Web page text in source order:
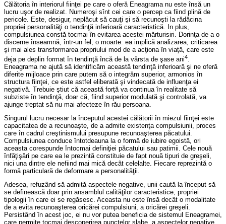
Călătoria în interiorul fiinţei pe care o oferă Eneagrama nu este însă un
lucru uşor de realizat. Numeroşi sînt cei care o percep ca fiind plină de
pericole. Este, desigur, neplăcut să cauţi şi să recunoşti la rădăcina
propriei personalităţi o tendinţă inferioară caracteristică. In plus,
compulsiunea constă tocmai în evitarea acestei mărturisiri. Dorinţa de a o
discerne înseamnă, într-un fel, o moarte: ea implică analizarea, criticarea
şi mai ales transformarea propriului mod de a acţiona în viaţă, care este
deja pe deplin format în tendinţă încă de la vârsta de şase ani4
Eneagrama ne ajută să identificăm această tendinţă inferioară şi ne oferă
diferite mijloace prin care putem să o integrăm superior, armonios în
structura fiinţei, ce este astfel eliberată şi vindecată de influenţa ei
negativă. Trebuie ştiut că această forţă va continua în realitate să
subziste în tendinţă, doar că, fiind superior modulată şi controlată, va
ajunge treptat să nu mai afecteze în rău persoana.
Singurul lucru necesar la începutul acestei călătorii în miezul fiinţei este
capacitatea de a recunoaşte, de a admite existenţa compulsiunii, proces
care în cadrul creştinismului presupune recunoaşterea păcatului.
Compulsiunea conduce întotdeauna la o formă de iubire egoistă, ori
aceasta corespunde întocmai definiţiei păcatului sau patimii. Cele nouă
înfăţişări pe care ea le prezintă constituie de fapt nouă tipuri de greşeli,
nici una dintre ele nefiind mai mică decât celelalte. Fiecare reprezintă o
formă particulară de deformare a personalităţii.
Adesea, refuzând să admită aspectele negative, unii caută la început să
se definească doar prin ansamblul calităţilor caracteristice, propriei
tipologii în care ei se regăsesc. Aceasta nu este însă decât o modalitate
de a evita recunoaşterea oricărei compulsiuni, a oricărei greşeli.
Persistând în acest joc, ei nu vor putea beneficia de sistemul Eneagramei,
care permite tocmai descoperirea punctelor slabe, a aspectelor negative